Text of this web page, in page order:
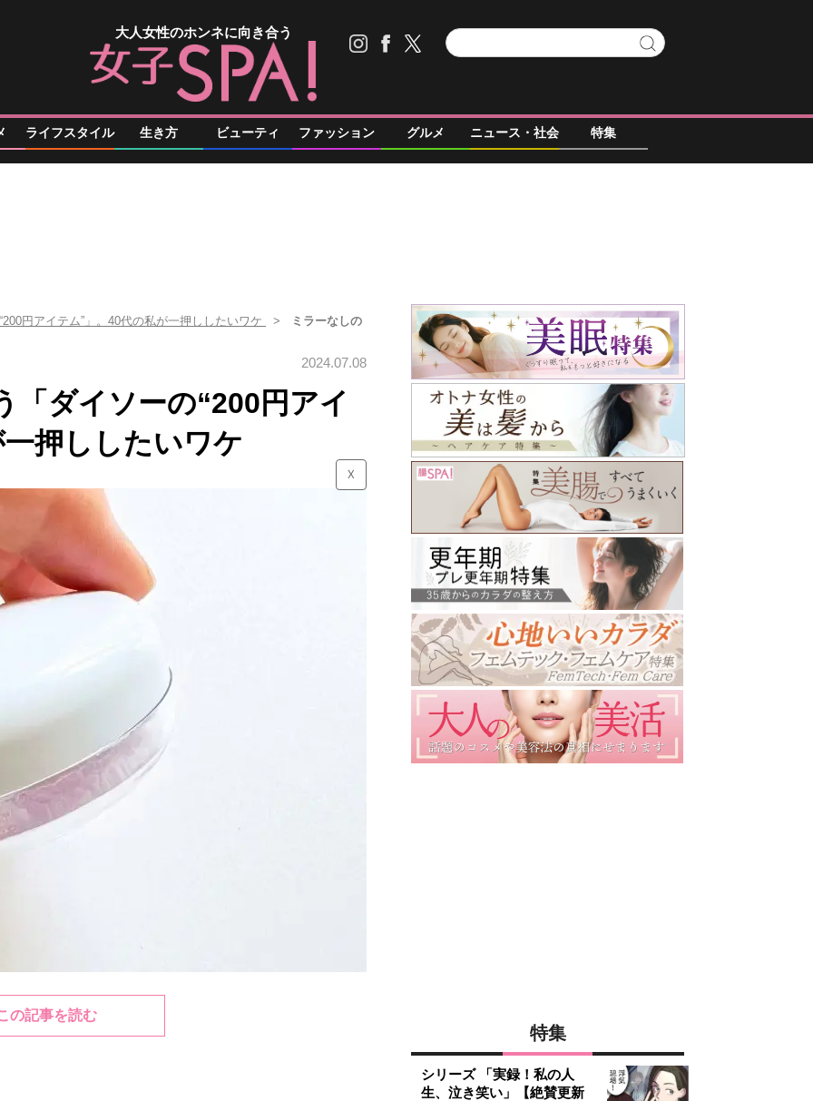
大人女性のホンネに向き合う
ライフスタイル 生き方 ビューティ ファッション グルメ ニュース・社会 特集
円アイテム”」。40代の私が一押ししたいワケ ミラーなしの
2024.07.08
「ダイソーの“200円アイ
押ししたいワケ
☓
の記事を読む
特集
シリーズ 「実録！私の人
生、泣き笑い」【絶賛更新